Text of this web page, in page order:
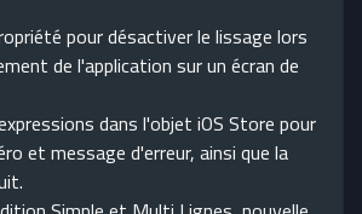
pour désactiver le lissage lors
de l'application sur un écran de
dans l'objet iOS Store pour
et message d'erreur, ainsi que la